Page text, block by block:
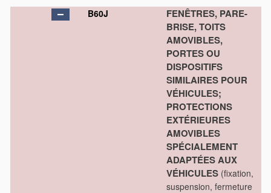
B60J
FENÊTRES, PARE-
BRISE, TOITS
AMOVIBLES,
PORTES OU
DISPOSITIFS
SIMILAIRES POUR
VÉHICULES;
PROTECTIONS
EXTÉRIEURES
AMOVIBLES
SPÉCIALEMENT
ADAPTÉES AUX
VÉHICULES (fixation,
suspension, fermeture